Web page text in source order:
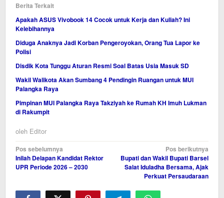
Berita Terkait
Apakah ASUS Vivobook 14 Cocok untuk Kerja dan Kuliah? Ini
Kelebihannya
Diduga Anaknya Jadi Korban Pengeroyokan, Orang Tua Lapor ke
Polisi
Disdik Kota Tunggu Aturan Resmi Soal Batas Usia Masuk SD
Wakil Walikota Akan Sumbang 4 Pendingin Ruangan untuk MUI
Palangka Raya
Pimpinan MUI Palangka Raya Takziyah ke Rumah KH Imuh Lukman
di Rakumpit
oleh Editor
Navigasi
pos
Pos sebelumnya
Inilah Delapan Kandidat Rektor
UPR Periode 2026 – 2030
Pos berikutnya
Bupati dan Wakil Bupati Barsel
Salat Iduladha Bersama, Ajak
Perkuat Persaudaraan